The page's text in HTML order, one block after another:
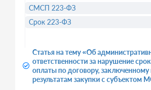
Статья на тему «Об
ответственности за нарушение
оплаты по договору, заключенному
результатам закупки с субъектом
СМСП 223-ФЗ
Срок 223-ФЗ